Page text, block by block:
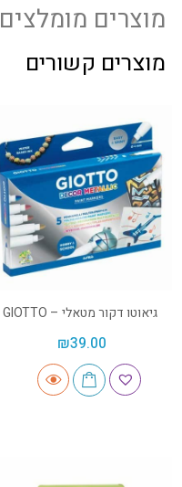
מוצרים מומלצים
מוצרים קשורים
גיאוטו דקור מטאלי – GIOTTO
₪39.00